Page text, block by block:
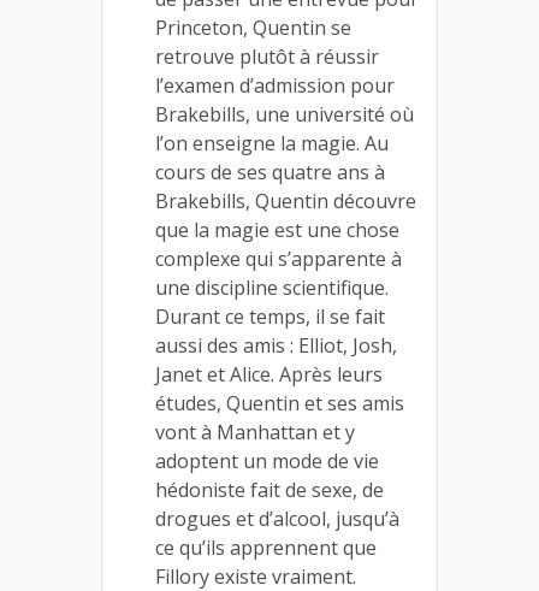
Princeton, Quentin se
retrouve plutôt à réussir
l’examen d’admission pour
Brakebills, une université où
l’on enseigne la magie. Au
cours de ses quatre ans à
Brakebills, Quentin découvre
que la magie est une chose
complexe qui s’apparente à
une discipline scientifique.
Durant ce temps, il se fait
aussi des amis : Elliot, Josh,
Janet et Alice. Après leurs
études, Quentin et ses amis
vont à Manhattan et y
adoptent un mode de vie
hédoniste fait de sexe, de
drogues et d’alcool, jusqu’à
ce qu’ils apprennent que
Fillory existe vraiment.